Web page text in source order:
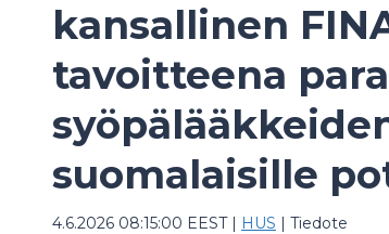
kansallinen
tavoitteena
suomalaisille
4.6.2026 08:15:00 EEST| HUS | Tiedote